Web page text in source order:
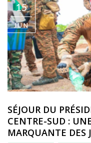
15
JUN
SÉJOUR DU
CENTRE-SUD :
MARQUANTE DES